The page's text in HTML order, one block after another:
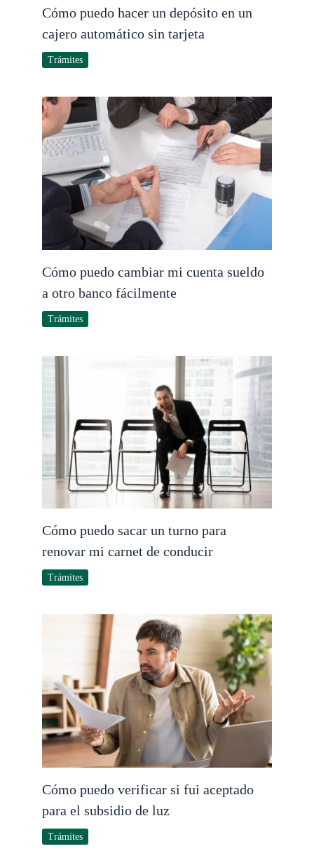
Cómo puedo hacer un depósito en un
cajero automático sin tarjeta
Trámites
Cómo puedo cambiar mi cuenta sueldo
a otro banco fácilmente
Trámites
Cómo puedo sacar un turno para
renovar mi carnet de conducir
Trámites
Cómo puedo verificar si fui aceptado
para el subsidio de luz
Trámites